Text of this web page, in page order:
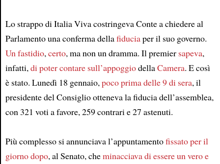
Lo strappo di Italia Viva costringeva Conte a chiedere al
Parlamento una conferma dellafiduciaper il suo governo.
Un fastidio,certo, ma non un dramma. Il premier sapeva,
infatti,di poter contare sull’appoggiodellaCamera. E così
è stato. Lunedì 18 gennaio,poco prima delle 9 di sera, il
presidente del Consiglio otteneva la fiducia dell’assemblea,
con 321 voti a favore, 259 contrari e 27 astenuti.
Più complesso si annunciava l’appuntamentofissatoper il
giorno dopo, al Senato, cheminacciava di essereun vero e